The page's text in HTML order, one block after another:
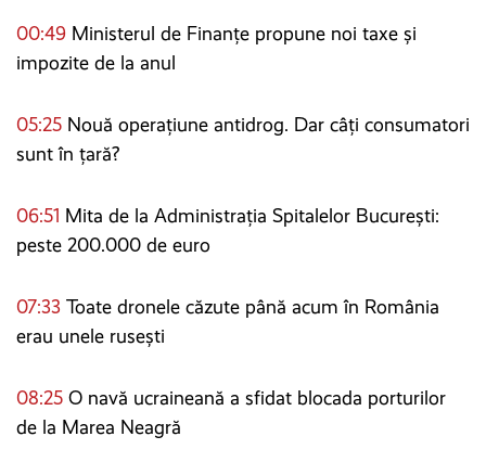
00:49 Ministerul de Finanțe propune noi taxe și
impozite de la anul
05:25 Nouă operațiune antidrog. Dar câți consumatori
sunt în țară?
06:51 Mita de la Administrația Spitalelor București:
peste 200.000 de euro
07:33 Toate dronele căzute până acum în România
erau unele rusești
08:25 O navă ucraineană a sfidat blocada porturilor
de la Marea Neagră